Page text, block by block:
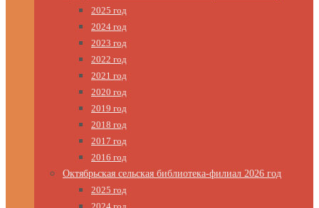
2025 год
2024 год
2023 год
2022 год
2021 год
2020 год
2019 год
2018 год
2017 год
2016 год
Октябрьская сельская библиотека-филиал 2026 год
2025 год